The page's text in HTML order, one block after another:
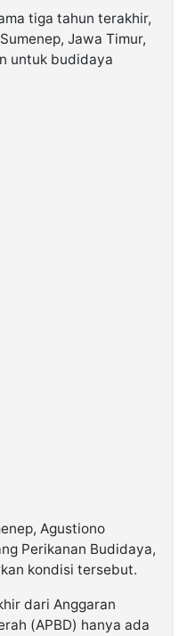
tiga tahun terakhir,
Jawa Timur,
untuk budidaya
Agustiono
Perikanan Budidaya,
kondisi tersebut.
dari Anggaran
(APBD) hanya ada